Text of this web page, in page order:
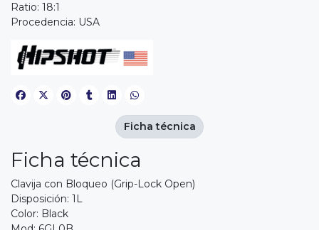
Ratio: 18:1
Procedencia: USA
Ficha técnica
Clavija con Bloqueo (Grip-Lock Open)
Disposición: 1L
Color: Black
Ficha técnica